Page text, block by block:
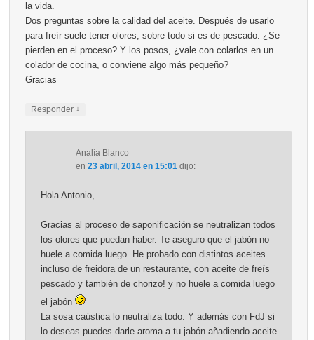
la vida.
Dos preguntas sobre la calidad del aceite. Después de usarlo
para freír suele tener olores, sobre todo si es de pescado. ¿Se
pierden en el proceso? Y los posos, ¿vale con colarlos en un
colador de cocina, o conviene algo más pequeño?
Gracias
Responder ↓
Analía Blanco
en 23 abril, 2014 en 15:01 dijo:
Hola Antonio,
Gracias al proceso de saponificación se neutralizan todos
los olores que puedan haber. Te aseguro que el jabón no
huele a comida luego. He probado con distintos aceites
incluso de freidora de un restaurante, con aceite de freís
pescado y también de chorizo! y no huele a comida luego
el jabón
La sosa caústica lo neutraliza todo. Y además con FdJ si
lo deseas puedes darle aroma a tu jabón añadiendo aceite